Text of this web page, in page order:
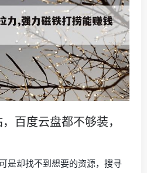
百度云盘都不够装，
是却找不到想要的资源，搜寻